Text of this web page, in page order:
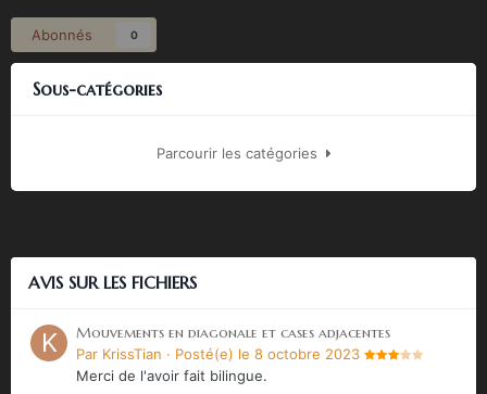
Abonnés 0
Sous-catégories
Parcourir les catégories
AVIS SUR LES FICHIERS
Mouvements en diagonale et cases adjacentes
Par KrissTian · Posté(e) le 8 octobre 2023
Merci de l'avoir fait bilingue.